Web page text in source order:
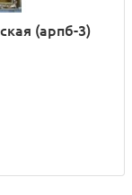
(арпб-3)